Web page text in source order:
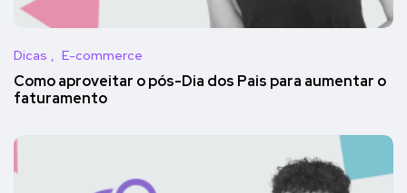
Dicas E-commerce
Como aproveitar o pós-Dia dos Pais para aumentar o
faturamento